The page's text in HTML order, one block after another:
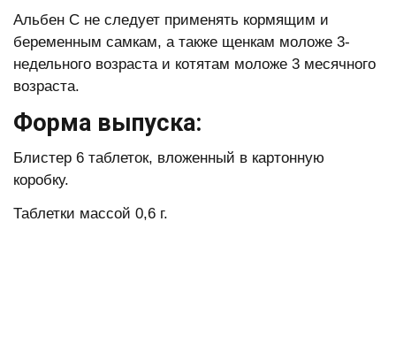
Альбен С не следует применять кормящим и
беременным самкам, а также щенкам моложе 3-
недельного возраста и котятам моложе 3 месячного
возраста.
Форма выпуска:
Блистер 6 таблеток, вложенный в картонную
коробку.
Таблетки массой 0,6 г.